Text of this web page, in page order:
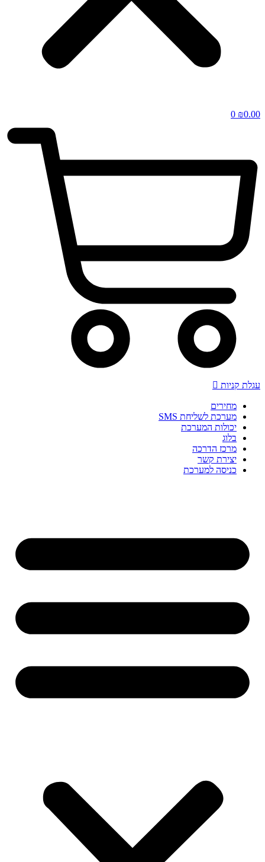
₪0.00
0
עגלת קניות
מחירים
מערכת לשליחת SMS
יכולות המערכת
בלוג
מרכז הדרכה
יצירת קשר
כניסה למערכת